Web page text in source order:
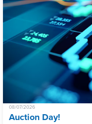
08/07/2026
Auction Day!